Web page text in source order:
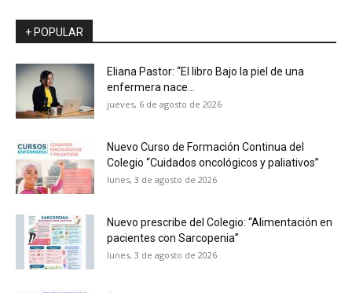
+ POPULAR
Eliana Pastor: “El libro Bajo la piel de una
enfermera nace...
jueves, 6 de agosto de 2026
Nuevo Curso de Formación Continua del
Colegio “Cuidados oncológicos y paliativos”
lunes, 3 de agosto de 2026
Nuevo prescribe del Colegio: “Alimentación en
pacientes con Sarcopenia”
lunes, 3 de agosto de 2026